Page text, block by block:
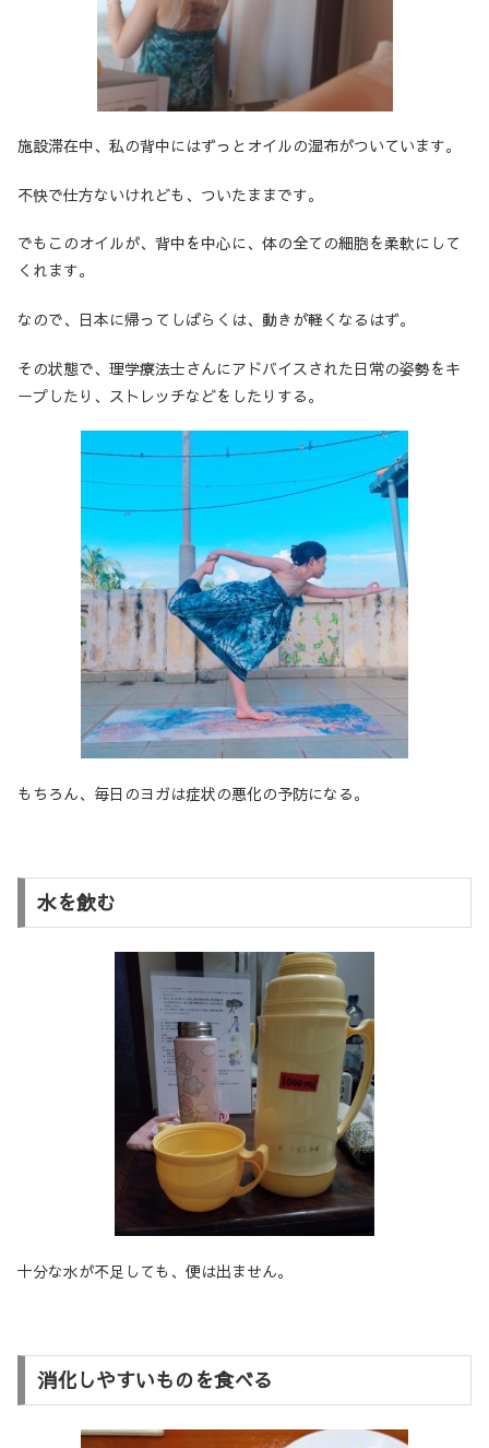
施設滞在中、私の背中にはずっとオイルの湿布がついています。
不快で仕方ないけれども、ついたままです。
でもこのオイルが、背中を中心に、体の全ての細胞を柔軟にして
くれます。
なので、日本に帰ってしばらくは、動きが軽くなるはず。
その状態で、理学療法士さんにアドバイスされた日常の姿勢をキ
ープしたり、ストレッチなどをしたりする。
もちろん、毎日のヨガは症状の悪化の予防になる。
水を飲む
十分な水が不足しても、便は出ません。
消化しやすいものを食べる